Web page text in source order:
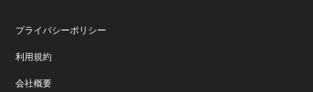
プライバシーポリシー
利用規約
会社概要